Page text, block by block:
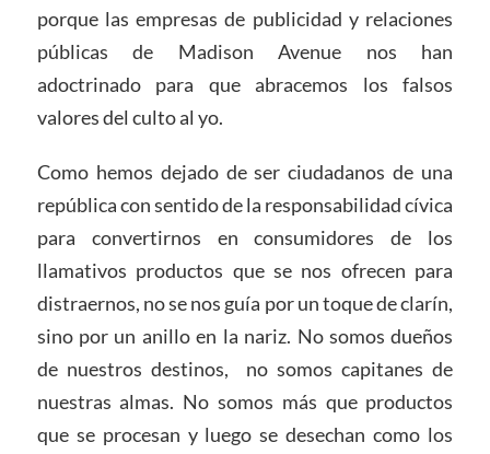
porque las empresas de publicidad y relaciones
públicas de Madison Avenue nos han
adoctrinado para que abracemos los falsos
valores del culto al yo.
Como hemos dejado de ser ciudadanos de una
república con sentido de la responsabilidad cívica
para convertirnos en consumidores de los
llamativos productos que se nos ofrecen para
distraernos, no se nos guía por un toque de clarín,
sino por un anillo en la nariz. No somos dueños
de nuestros destinos, no somos capitanes de
nuestras almas. No somos más que productos
que se procesan y luego se desechan como los